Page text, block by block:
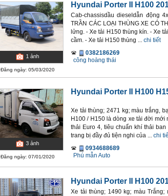
1 ảnh
Đăng ngày: 05/03/2020
Hyundai Porter II H100
Cab-chassisdầu dieseldẫn động
TRẦN CÁC LOẠI THÙNG XE CÓ
lửng. - Xe tải H150 thùng kín. - Xe
cầm. - Xe tải H150 thùng ... chi tiết
0382186269
công hoàng thái
3 ảnh
Đăng ngày: 07/01/2020
Hyundai Porter II H100
Xe tải thùng; 2471 kg; màu trắng,
H100 / H150 là dòng xe tải đời
thải Euro 4, tiêu chuẩn khí thải
trang bị đầy đủ tiện nghi của ... chi
0934688689
Phú mẫn Auto
Hyundai Porter II H100
Xe tải thùng; 1490 kg; màu